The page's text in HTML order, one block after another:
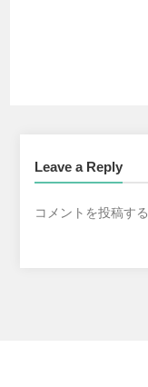
Leave a Reply
コメントを投稿す